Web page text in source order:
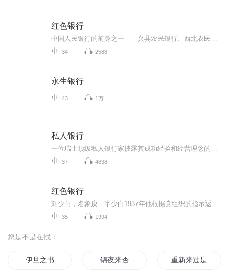
红色银行
34 2588
永生银行
43 1万
私人银行
37 4638
红色银行
35 1994
您是不是在找：
伊旦之书 锦夜来否 重新来过是否还